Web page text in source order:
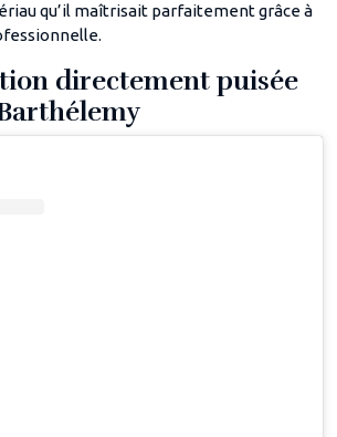
qu’il maîtrisait parfaitement grâce à
directement puisée